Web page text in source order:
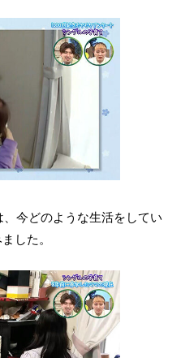
今どのような生活をしてい
した。